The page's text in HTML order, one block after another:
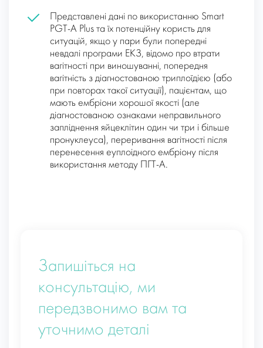
Представлені дані по використанню Smart
PGT-A Plus та їх потенційну користь для
ситуацій, якщо у пари були попередні
невдалі програми ЕКЗ, відомо про втрати
вагітності при виношуванні, попередня
вагітність з діагностованою триплоїдією (або
при повторах такої ситуації), пацієнтам, що
мають ембріони хорошої якості (але
діагностованою ознаками неправильного
запліднення яйцеклітин один чи три і більше
пронуклеуса), переривання вагітності після
перенесення еуплоідного ембріону після
використання методу ПГТ-А.
Запишіться на
консультацію, ми
передзвонимо вам та
уточнимо деталі